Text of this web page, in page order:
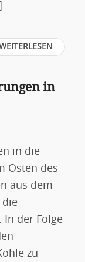
in
in die
Osten des
aus dem
die
In der Folge
zu